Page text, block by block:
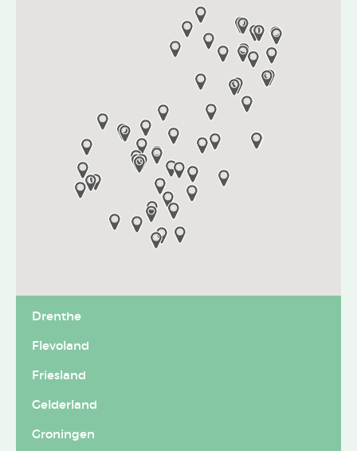
Drenthe
Flevoland
Friesland
Gelderland
Groningen